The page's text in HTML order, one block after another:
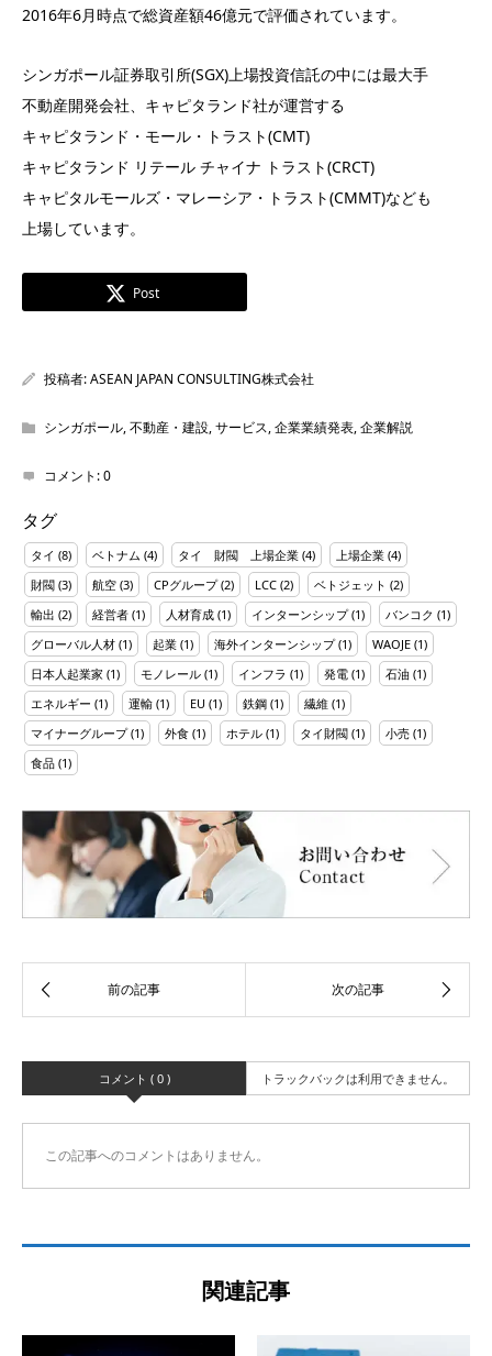
2016年6月時点で総資産額46億元で評価されています。
シンガポール証券取引所(SGX)上場投資信託の中には最大手
不動産開発会社、キャピタランド社が運営する
キャピタランド・モール・トラスト(CMT)
キャピタランド リテール チャイナ トラスト(CRCT)
キャピタルモールズ・マレーシア・トラスト(CMMT)なども
上場しています。
Post
投稿者:ASEAN JAPAN CONSULTING株式会社
シンガポール,不動産・建設,サービス,企業業績発表,企業解説
コメント:0
タグ
タイ (8) ベトナム (4) タイ 財閥 上場企業 (4) 上場企業 (4)
財閥 (3) 航空 (3) CPグループ(2) LCC (2) ベトジェット (2)
輸出 (2) 経営者 (1) 人材育成 (1) インターンシップ(1) バンコク (1)
グローバル人材 (1) 起業 (1) 海外インターンシップ(1) WAOJE (1)
日本人起業家 (1) モノレール (1) インフラ (1) 発電 (1) 石油 (1)
エネルギー (1) 運輸 (1) EU (1) 鉄鋼 (1) 繊維 (1)
マイナーグループ(1) 外食 (1) ホテル (1) タイ財閥 (1) 小売 (1)
食品 (1)
コメント ( 0 ) トラックバックは利用できません。
この記事へのコメントはありません。
関連記事